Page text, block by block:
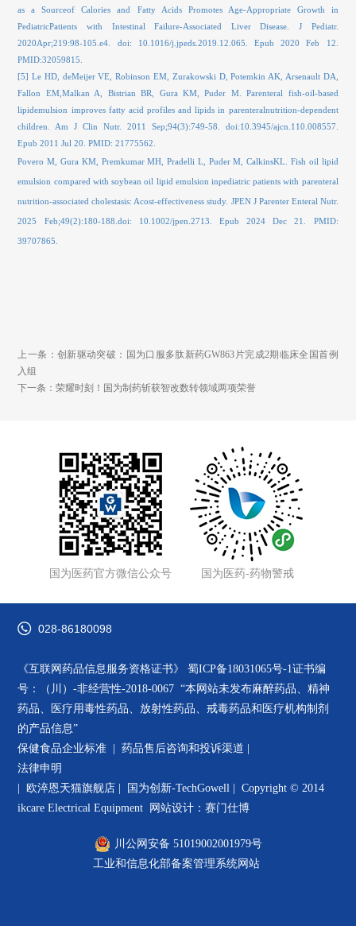
as a Sourceof Calories and Fatty Acids Promotes Age-Appropriate Growth in
PediatricPatients with Intestinal Failure-Associated Liver Disease. J Pediatr.
2020Apr;219:98-105.e4. doi: 10.1016/j.jpeds.2019.12.065. Epub 2020 Feb 12.
PMID:32059815.
[5]Le HD, deMeijer VE, Robinson EM, Zurakowski D, Potemkin AK, Arsenault DA,
Fallon EM,Malkan A, Bistrian BR, Gura KM, Puder M. Parenteral fish-oil-based
lipidemulsion improves fatty acid profiles and lipids in parenteralnutrition-dependent
children. Am J Clin Nutr. 2011 Sep;94(3):749-58. doi:10.3945/ajcn.110.008557.
Epub 2011 Jul 20. PMID: 21775562.
Povero M, Gura KM, Premkumar MH, Pradelli L, Puder M, CalkinsKL. Fish oil lipid
emulsion compared with soybean oil lipid emulsion inpediatric patients with parenteral
nutrition-associated cholestasis: Acost-effectiveness study. JPEN J Parenter Enteral Nutr.
2025 Feb;49(2):180-188.doi: 10.1002/jpen.2713. Epub 2024 Dec 21. PMID:
39707865.
上一条：创新驱动突破：国为口服多肽新药GW863片完成2期临床全国首例
入组
下一条：荣耀时刻！国为制药斩获智改数转领域两项荣誉
国为医药官方微信公众号 国为医药-药物警戒
028-86180098
《互联网药品信息服务资格证书》蜀ICP备18031065号-1证书编
号：（川）-非经营性-2018-0067 “本网站未发布麻醉药品、精神
药品、医疗用毒性药品、放射性药品、戒毒药品和医疗机构制剂
的产品信息”
保健食品企业标准 |
药品售后咨询和投诉渠道
法律申明
欧淬恩天猫旗舰店 国为创新-TechGowell |Copyright © 2014
ikcare Electrical Equipment
网站设计：赛门仕博
川公网安备 51019002001979号
工业和信息化部备案管理系统网站